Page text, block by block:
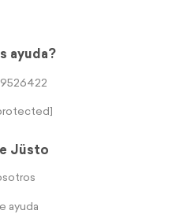
ayuda?
Jüsto
ayuda